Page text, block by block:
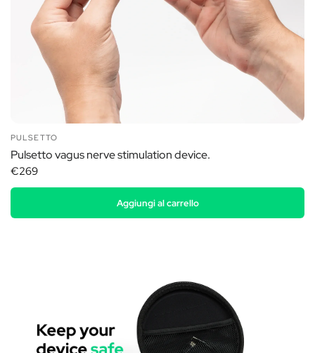
PULSETTO
Pulsetto vagus nerve stimulation device.
€269
Aggiungi al carrello